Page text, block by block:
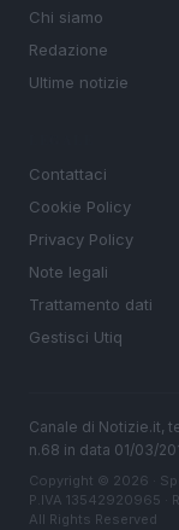
Chi siamo
Redazione
Ultime notizie
Contattaci
Cookie Policy
Privacy Policy
Note legali
Trattamento dati
Gestisci Utiq
Canale di Notizie.it,
n.68 in data 01/03/
Copyright © 2026 ·
P.IVA 13542920965 ·
All Rights Reserved